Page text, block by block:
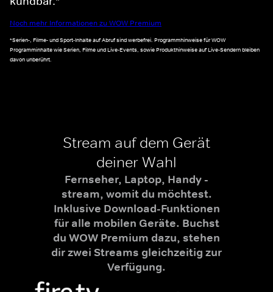
Noch mehr Informationen zu WOW Premium
*Serien-, Filme- und Sport-Inhalte auf Abruf sind werbefrei. Programmhinweise für WOW
Programminhalte wie Serien, Filme und Live-Events, sowie Produkthinweise auf Live-Sendern bleiben
davon unberührt.
Stream auf dem Gerät
deiner Wahl
Fernseher, Laptop, Handy -
stream, womit du möchtest.
Inklusive Download-Funktionen
für alle mobilen Geräte. Buchst
du WOW Premium dazu, stehen
dir zwei Streams gleichzeitig zur
Verfügung.